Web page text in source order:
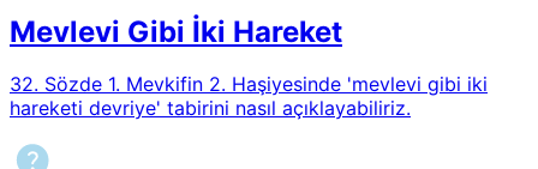
Mevlevi Gibi İki Hareket
32. Sözde 1. Mevkifin 2. Haşiyesinde 'mevlevi gibi iki
hareketi devriye' tabirini nasıl açıklayabiliriz.